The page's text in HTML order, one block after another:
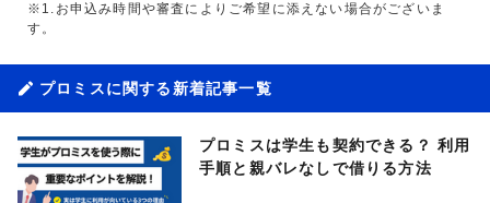
※1.お申込み時間や審査によりご希望に添えない場合がございま
す。
プロミスに関する新着記事一覧
プロミスは学生も契約できる？ 利用
手順と親バレなしで借りる方法